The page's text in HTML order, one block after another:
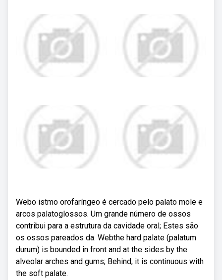
Webo istmo orofaríngeo é cercado pelo palato mole e
arcos palatoglossos. Um grande número de ossos
contribui para a estrutura da cavidade oral; Estes são
os ossos pareados da. Webthe hard palate (palatum
durum) is bounded in front and at the sides by the
alveolar arches and gums; Behind, it is continuous with
the soft palate.